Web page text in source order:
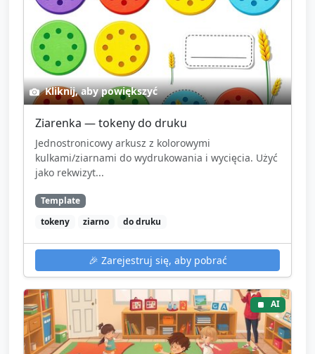
Kliknij, aby powiększyć
Ziarenka — tokeny do druku
Jednostronicowy arkusz z kolorowymi
kulkami/ziarnami do wydrukowania i wycięcia. Użyć
jako rekwizyt...
Template
tokeny
ziarno do druku
🎉 Zarejestruj się, aby pobrać
AI